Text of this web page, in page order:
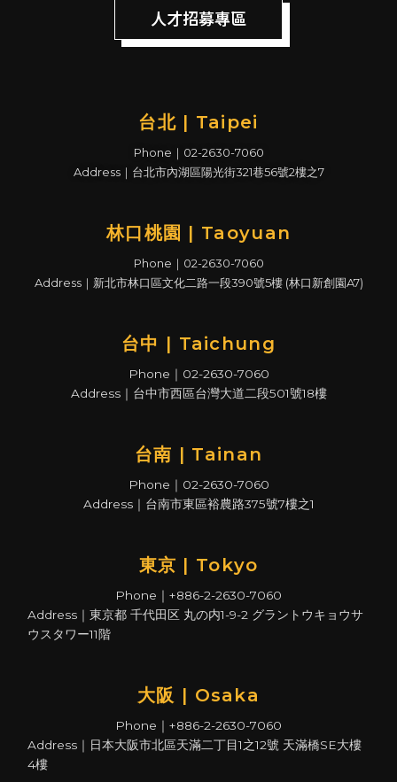
人才招募專區
台北 | Taipei
Phone｜02-2630-7060
Address｜台北市內湖區陽光街321巷56號2樓之7
林口桃園 | Taoyuan
Phone｜02-2630-7060
Address｜新北市林口區文化二路一段390號5樓 (林口新創園A7)
台中 | Taichung
Phone｜02-2630-7060
Address｜台中市西區台灣大道二段501號18樓
台南 | Tainan
Phone｜02-2630-7060
Address｜台南市東區裕農路375號7樓之1
東京 | Tokyo
Phone｜+886-2-2630-7060
Address｜東京都 千代田区 丸の内1-9-2 グラントウキョウサ
ウスタワー11階
大阪 | Osaka
Phone｜+886-2-2630-7060
Address｜日本大阪市北區天滿二丁目1之12號 天滿橋SE大樓
4樓